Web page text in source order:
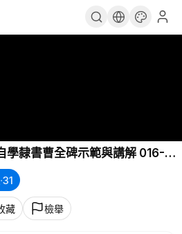
學隸書曹全碑示範與講解 016-
四）--槐扶祖
·31
藏 檢舉